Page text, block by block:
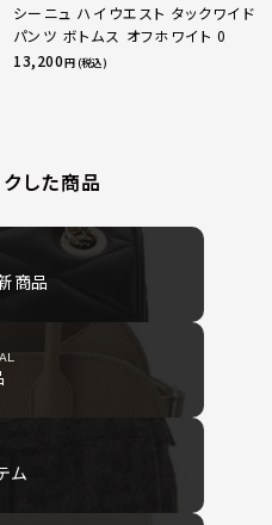
シーニュ ハイウエスト タックワイド
パンツ ボトムス オフホワイト 0
13,200円 (税込)
した商品
商品
ム